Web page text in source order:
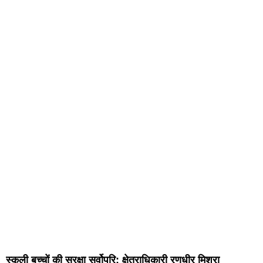
स्कूली बच्चों की सुरक्षा सर्वोपरि: क्षेत्राधिकारी रणधीर मिश्रा